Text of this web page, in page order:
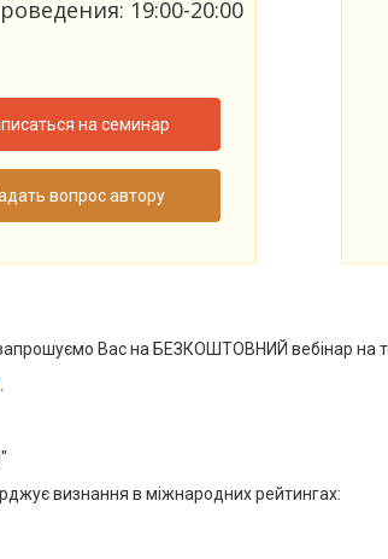
19:00-20:00
на семинар
вопрос автору
Вас на БЕЗКОШТОВНИЙ вебінар на
визнання в міжнародних рейтингах: